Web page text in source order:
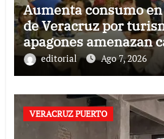
Aumenta consumo
de Veracruz por
apagones amenazan
editorial Ago 7, 2026
VERACRUZ PUERTO